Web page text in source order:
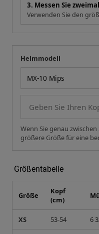
3. Messen Sie zweimal
Verwenden Sie den
Ihre Messung
Helmmodell
Wenn Sie genau
größere Größe für eine
Größentabelle
Größe
Kopf
(cm)
XS 53-54 6